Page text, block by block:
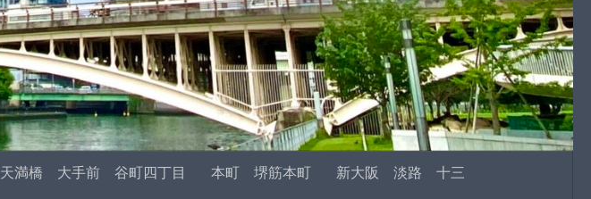
天満橋 大手前 谷町四丁目 本町 堺筋本町 新大阪 淡路 十三